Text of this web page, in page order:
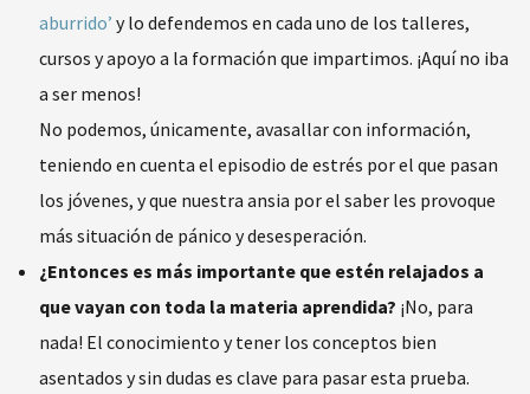
aburrido’ y lo defendemos en cada uno de los talleres,
cursos y apoyo a la formación que impartimos. ¡Aquí no iba
a ser menos!
No podemos, únicamente, avasallar con información,
teniendo en cuenta el episodio de estrés por el que pasan
los jóvenes, y que nuestra ansia por el saber les provoque
más situación de pánico y desesperación.
¿Entonces es más importante que estén relajados a
que vayan con toda la materia aprendida? ¡No, para
nada! El conocimiento y tener los conceptos bien
asentados y sin dudas es clave para pasar esta prueba.